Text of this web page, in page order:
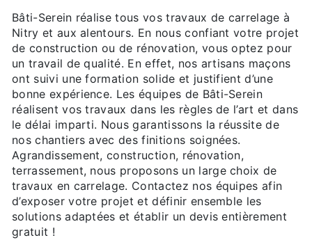
Bâti-Serein réalise tous vos travaux de carrelage à
Nitry et aux alentours. En nous confiant votre projet
de construction ou de rénovation, vous optez pour
un travail de qualité. En effet, nos artisans maçons
ont suivi une formation solide et justifient d’une
bonne expérience. Les équipes de Bâti-Serein
réalisent vos travaux dans les règles de l’art et dans
le délai imparti. Nous garantissons la réussite de
nos chantiers avec des finitions soignées.
Agrandissement, construction, rénovation,
terrassement, nous proposons un large choix de
travaux en carrelage. Contactez nos équipes afin
d’exposer votre projet et définir ensemble les
solutions adaptées et établir un devis entièrement
gratuit !